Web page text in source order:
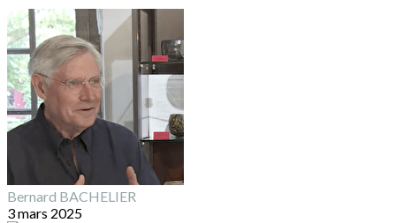
Bernard BACHELIER
3 mars 2025